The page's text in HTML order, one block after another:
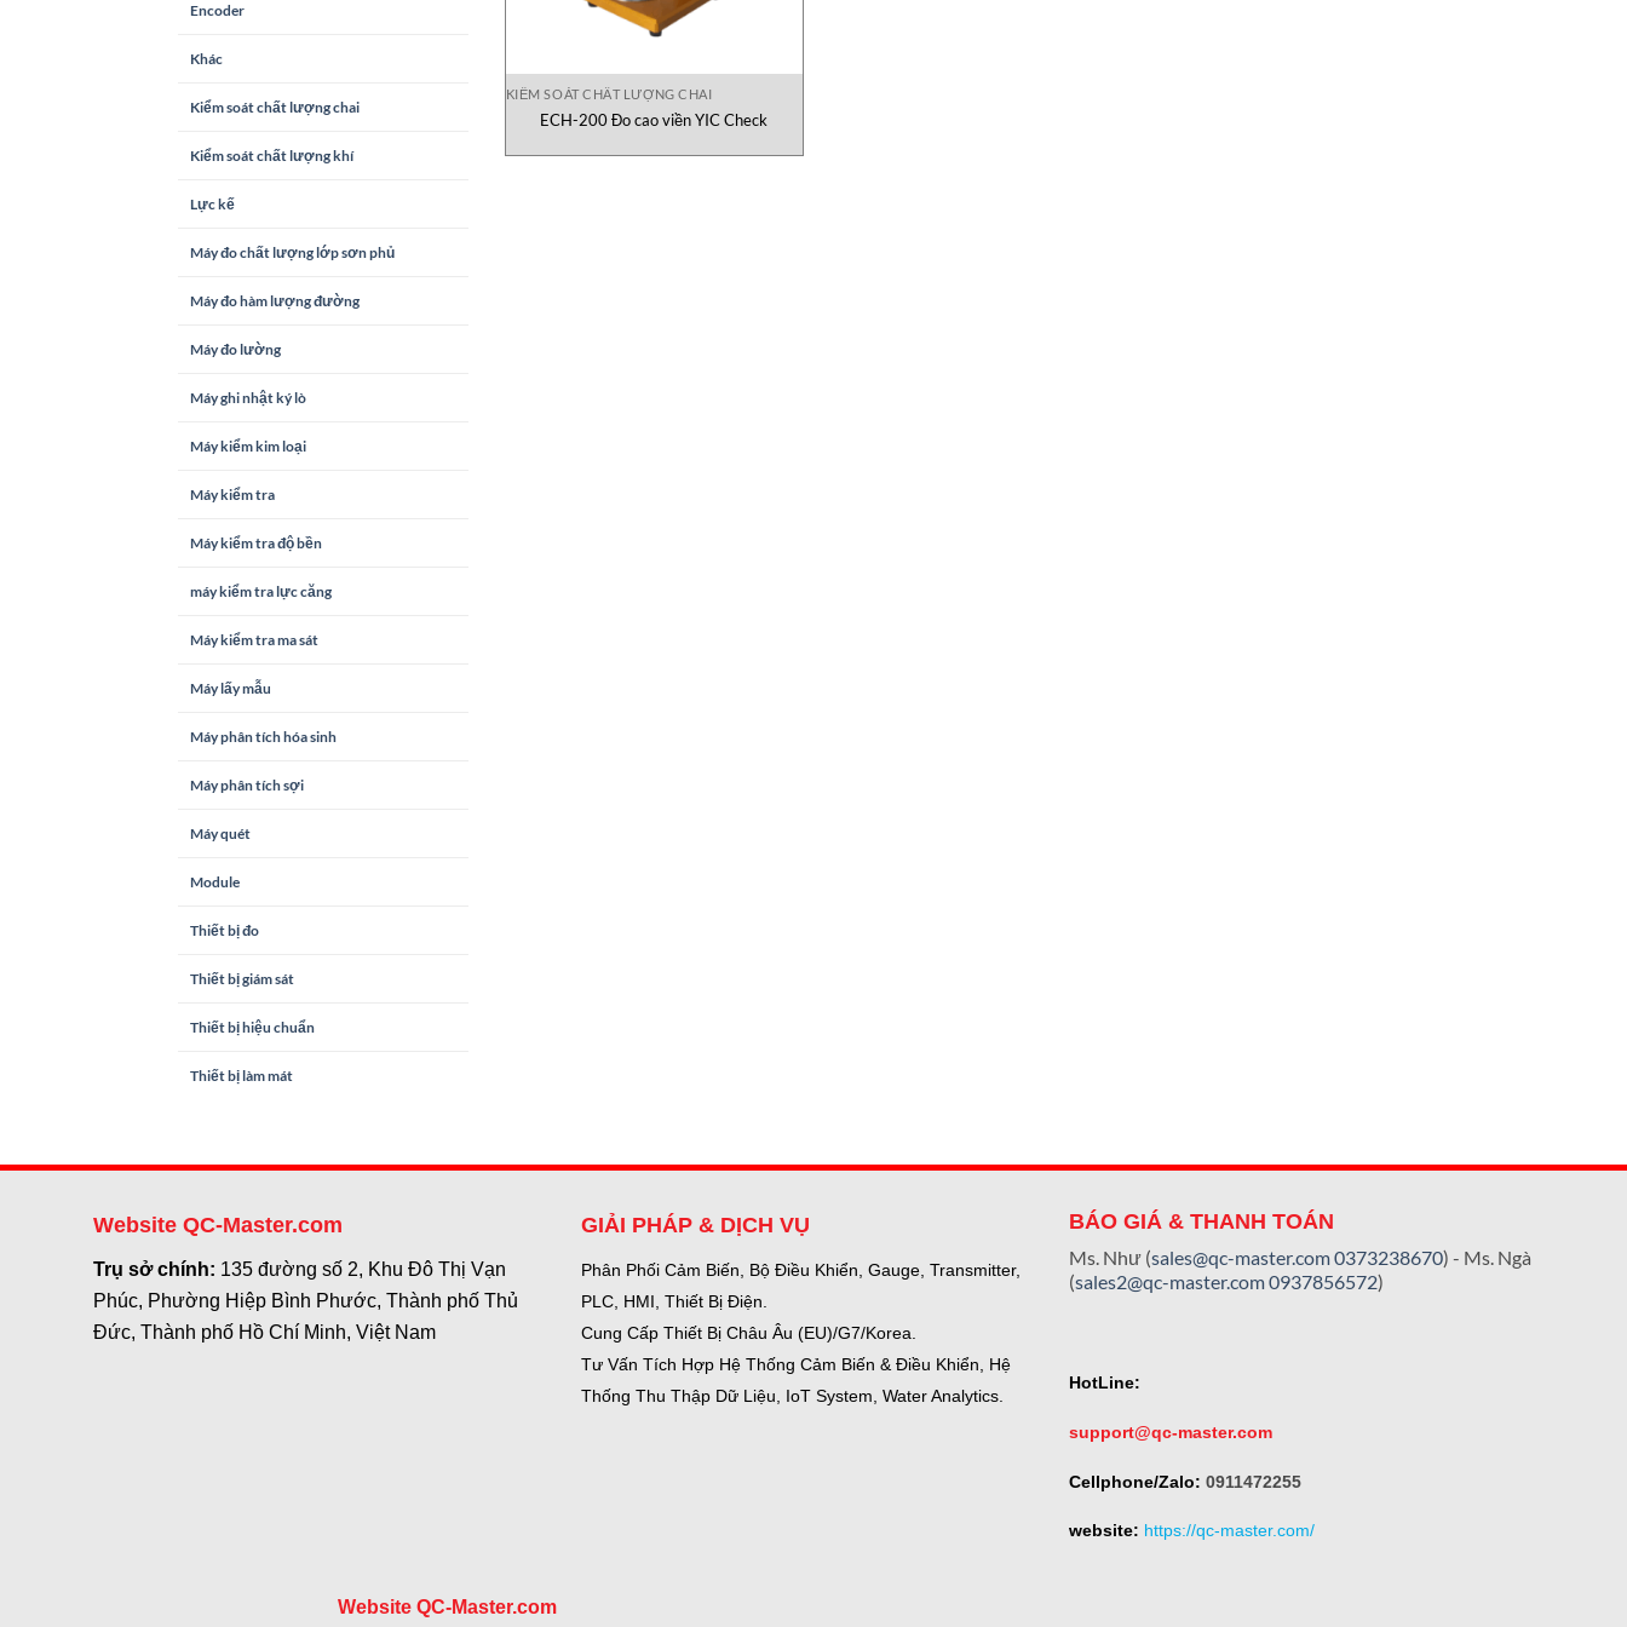
Encoder
Khác
Kiểm soát chất lượng chai
Kiểm soát chất lượng khí
Lực kế
Máy đo chất lượng lớp sơn phủ
Máy đo hàm lượng đường
Máy đo lường
Máy ghi nhật ký lò
Máy kiểm kim loại
Máy kiểm tra
Máy kiểm tra độ bền
máy kiểm tra lực căng
Máy kiểm tra ma sát
Máy lấy mẫu
Máy phân tích hóa sinh
Máy phân tích sợi
Máy quét
Module
Thiết bị đo
Thiết bị giám sát
Thiết bị hiệu chuẩn
Thiết bị làm mát
KIỂM SOÁT CHẤT LƯỢNG CHAI
ECH-200 Đo cao viền YIC Check
Website QC-Master.com
Trụ sở chính: 135 đường số 2, Khu Đô Thị Vạn
Phúc, Phường Hiệp Bình Phước, Thành phố Thủ
Đức, Thành phố Hồ Chí Minh, Việt Nam
GIẢI PHÁP & DỊCH VỤ
Phân Phối Cảm Biến, Bộ Điều Khiển, Gauge, Transmitter,
PLC, HMI, Thiết Bị Điện.
Cung Cấp Thiết Bị Châu Âu (EU)/G7/Korea.
Tư Vấn Tích Hợp Hệ Thống Cảm Biến & Điều Khiển, Hệ
Thống Thu Thập Dữ Liệu, IoT System, Water Analytics.
BÁO GIÁ & THANH TOÁN
Ms. Như (sales@qc-master.com0373238670) - Ms. Ngà
(sales2@qc-master.com0937856572)
HotLine:
support@qc-master.com
Cellphone/Zalo: 0911472255
website: https://qc-master.com/
Website QC-Master.com